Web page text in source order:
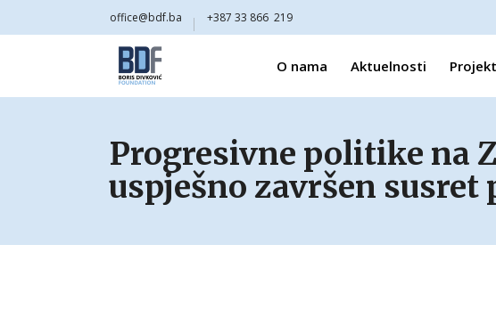
office@bdf.ba +387 33 866 219
O nama Aktuelnosti
Progresivne politike na
uspješno završen susret